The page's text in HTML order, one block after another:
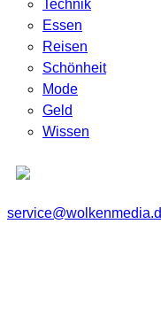
Technik
Essen
Reisen
Schönheit
Mode
Geld
Wissen